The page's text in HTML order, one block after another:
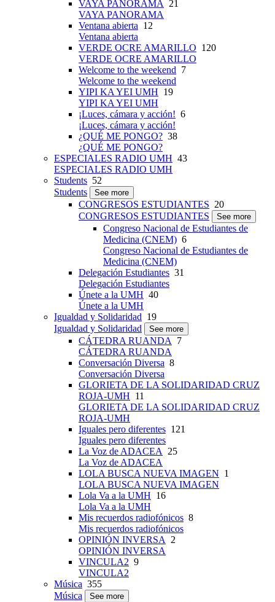
VAYA PANORAMA 21
VAYA PANORAMA
Ventana abierta 12
Ventana abierta
VERDE OCRE AMARILLO 120
VERDE OCRE AMARILLO
Welcome to the weekend 7
Welcome to the weekend
YIPI KA YEI UMH 19
YIPI KA YEI UMH
¡Luces, cámara y acción! 6
¡Luces, cámara y acción!
¿QUÉ ME PONGO? 38
¿QUÉ ME PONGO?
ESPECIALES RADIO UMH 43
ESPECIALES RADIO UMH
Students 52
Students
See more
CONGRESOS ESTUDIANTES 20
CONGRESOS ESTUDIANTES
See more
Congreso Nacional de Estudiantes de
Medicina (CNEM) 6
Congreso Nacional de Estudiantes de
Medicina (CNEM)
Delegación Estudiantes 31
Delegación Estudiantes
Únete a la UMH 40
Únete a la UMH
Igualdad y Solidaridad 19
Igualdad y Solidaridad
See more
CÁTEDRA RUANDA 7
CÁTEDRA RUANDA
Conversación Diversa 8
Conversación Diversa
GLORIETA DE LA SOLIDARIDAD CRUZ
ROJA-UMH 11
GLORIETA DE LA SOLIDARIDAD CRUZ
ROJA-UMH
Iguales pero diferentes 121
Iguales pero diferentes
La Voz de ADACEA 25
La Voz de ADACEA
LOLA BUSCA NUEVA IMAGEN 1
LOLA BUSCA NUEVA IMAGEN
Lola Va a la UMH 16
Lola Va a la UMH
Mis recuerdos radiofónicos 8
Mis recuerdos radiofónicos
OPINIÓN INVERSA 2
OPINIÓN INVERSA
VINCULA2 9
VINCULA2
Música 355
Música
See more